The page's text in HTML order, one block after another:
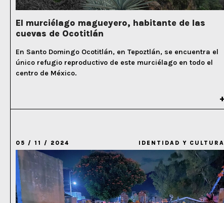
El murciélago magueyero, habitante de las
cuevas de Ocotitlán
En Santo Domingo Ocotitlán, en Tepoztlán, se encuentra el
único refugio reproductivo de este murciélago en todo el
centro de México.
05 / 11 / 2024 IDENTIDAD Y CULTURA